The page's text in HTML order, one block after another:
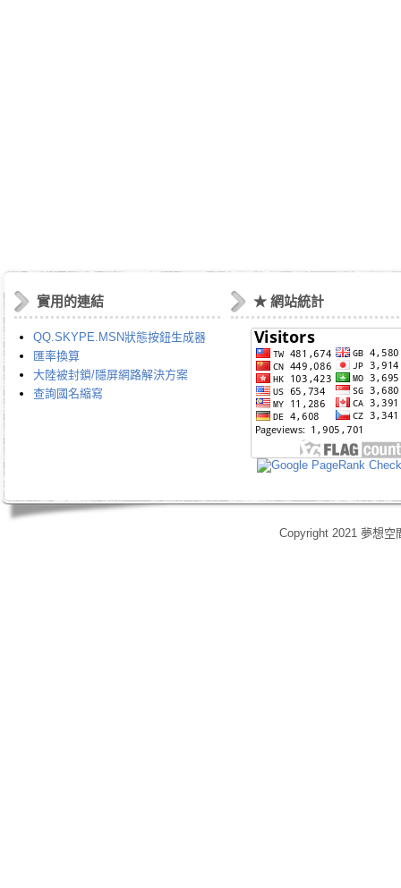
實用的連結
QQ.SKYPE.MSN狀態按鈕生成器
匯率換算
大陸被封鎖/隱屏網路解決方案
查詢國名縮寫
★ 網站統計
Copyright 2021 夢想